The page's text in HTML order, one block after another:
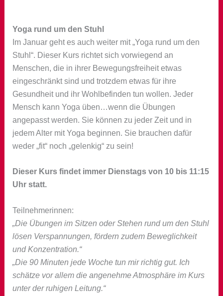
Yoga rund um den Stuhl
Im Januar geht es auch weiter mit „Yoga rund um den
Stuhl“. Dieser Kurs richtet sich vorwiegend an
Menschen, die in ihrer Bewegungsfreiheit etwas
eingeschränkt sind und trotzdem etwas für ihre
Gesundheit und ihr Wohlbefinden tun wollen. Jeder
Mensch kann Yoga üben…wenn die Übungen
angepasst werden. Sie können zu jeder Zeit und in
jedem Alter mit Yoga beginnen. Sie brauchen dafür
weder „fit“ noch „gelenkig“ zu sein!
Dieser Kurs findet immer Dienstags von 10 bis 11:15
Uhr statt.
Teilnehmerinnen:
„Die Übungen im Sitzen oder Stehen rund um den Stuhl
lösen Verspannungen, fördern zudem Beweglichkeit
und Konzentration.“
„Die 90 Minuten jede Woche tun mir richtig gut. Ich
schätze vor allem die angenehme Atmosphäre im Kurs
unter der ruhigen Leitung.“